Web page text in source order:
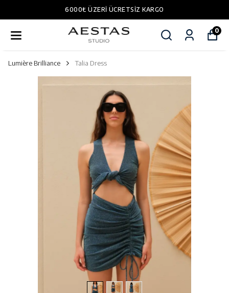
6000₺ ÜZERI ÜCRETSIZ KARGO
0
Lumière Brilliance Talia Dress